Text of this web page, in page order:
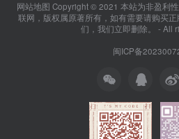
网站地图 Copyright © 2021 本站为非盈利
联网，版权属原著所有，如有需要请购买
们，我们立即删除。
- All
闽ICP备